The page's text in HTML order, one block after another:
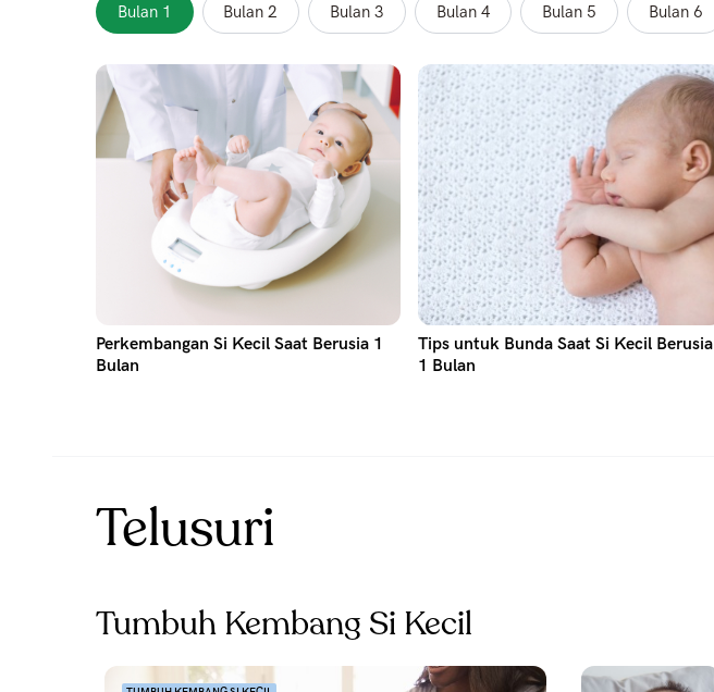
Bulan 1 Bulan 2 Bulan 3 Bulan 4 Bulan 5 Bulan 6
Perkembangan Si Kecil Saat Berusia 1
Bulan
Tips untuk Bunda Saat Si Kecil Berusia
1 Bulan
Telusuri
Tumbuh Kembang Si Kecil